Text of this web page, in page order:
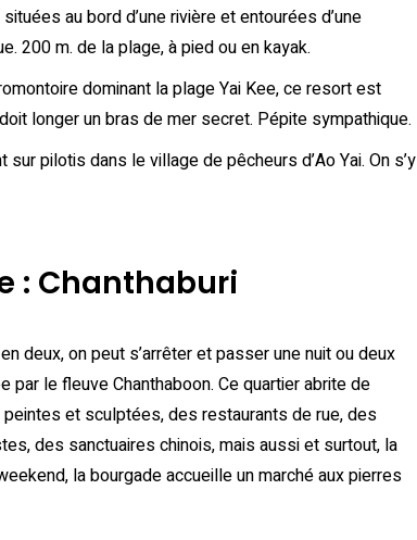
au bord d’une rivière et entourées d’une
200 m. de la plage, à pied ou en kayak.
dominant la plage Yai Kee, ce resort est
longer un bras de mer secret. Pépite sympathique.
sur pilotis dans le village de pêcheurs d’Ao Yai. On s’y
: Chanthaburi
deux, on peut s’arrêter et passer une nuit ou deux
par le fleuve Chanthaboon. Ce quartier abrite de
et sculptées, des restaurants de rue, des
des sanctuaires chinois, mais aussi et surtout, la
la bourgade accueille un marché aux pierres